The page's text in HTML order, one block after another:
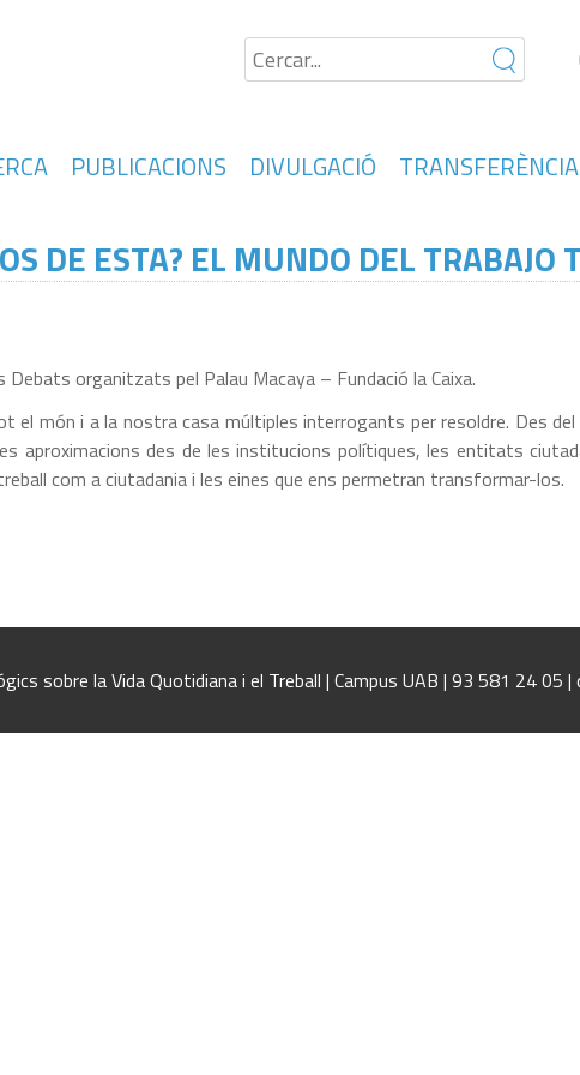
PUBLICACIONS DIVULGACIÓ
DE ESTA? EL MUNDO DEL TRABAJO
organitzats pel Palau Macaya – Fundació la Caixa.
el món i a la nostra casa múltiples interrogants per resoldre. Des
aproximacions des de les institucions polítiques, les entitats
com a ciutadania i les eines que ens permetran transformar-los.
sobre la Vida Quotidiana i el Treball | Campus UAB | 93 581 24 05 |